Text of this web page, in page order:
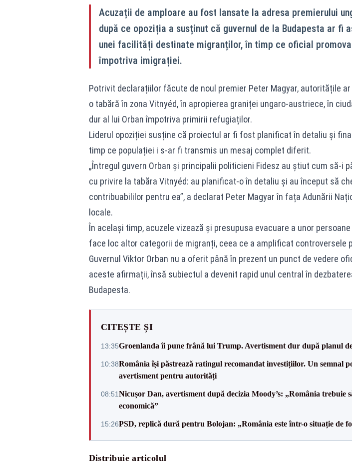
Acuzații de amploare au fost lansate la adresa premierului
după ce opoziția a susținut că guvernul de la Budapesta ar fi
unei facilități destinate migranților, în timp ce oficial
împotriva imigrației.
Potrivit declarațiilor făcute de noul premier Peter Magyar, autoritățile
o tabără în zona Vitnyéd, în apropierea graniței ungaro-austriece, în
dur al lui Orban împotriva primirii refugiaților.
Liderul opoziției susține că proiectul ar fi fost planificat în detaliu și
timp ce populației i s-ar fi transmis un mesaj complet diferit.
„Întregul guvern Orban și principalii politicieni Fidesz au știut cum să-i
cu privire la tabăra Vitnyéd: au planificat-o în detaliu și au început să
contribuabililor pentru ea”, a declarat Peter Magyar în fața Adunării
locale.
În același timp, acuzele vizează și presupusa evacuare a unor
face loc altor categorii de migranți, ceea ce a amplificat controversele
Guvernul Viktor Orban nu a oferit până în prezent un punct de vedere
aceste afirmații, însă subiectul a devenit rapid unul central în
Budapesta.
CITEȘTE ȘI
13:35Groenlanda îi pune frână lui Trump. Avertisment dur după planul
10:38România își păstrează ratingul recomandat investițiilor. Un semnal
avertisment pentru autorități
08:51Nicușor Dan, avertisment după decizia Moody’s: „România trebuie
economică”
15:26PSD, replică dură pentru Bolojan: „România este într-o situație de
Distribuie articolul